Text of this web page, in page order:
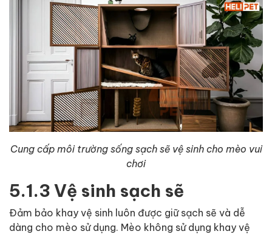
Cung cấp môi trường sống sạch sẽ vệ sinh cho mèo vui
chơi
5.1.3 Vệ sinh sạch sẽ
Đảm bảo khay vệ sinh luôn được giữ sạch sẽ và dễ
dàng cho mèo sử dụng. Mèo không sử dụng khay vệ